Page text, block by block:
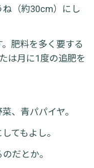
（約30cm）にし
肥料を多く要する
は月に1度の追肥を
、青パパイヤ。
てもよし。
だとか。